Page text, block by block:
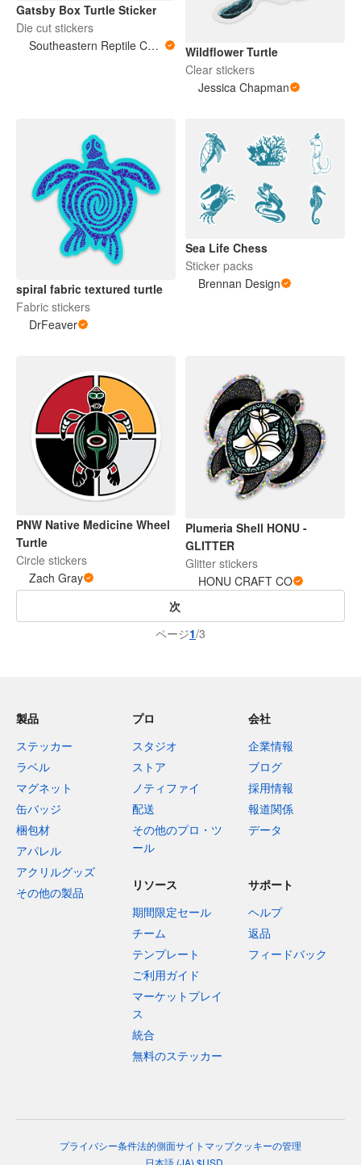
Gatsby Box Turtle Sticker
Die cut stickers
Southeastern Reptile Conservation (SERC)
Wildflower Turtle
Clear stickers
Jessica Chapman
spiral fabric textured turtle
Fabric stickers
DrFeaver
Sea Life Chess
Sticker packs
Brennan Design
PNW Native Medicine Wheel
Turtle
Circle stickers
Zach Gray
Plumeria Shell HONU -
GLITTER
Glitter stickers
HONU CRAFT CO
次
ページ1/3
製品
ステッカー
ラベル
マグネット
缶バッジ
梱包材
アパレル
アクリルグッズ
その他の製品
プロ
スタジオ
ストア
ノティファイ
配送
その他のプロ・ツ
ール
会社
企業情報
ブログ
採用情報
報道関係
データ
リソース
期間限定セール
チーム
テンプレート
ご利用ガイド
マーケットプレイ
ス
統合
無料のステッカー
サポート
ヘルプ
返品
フィードバック
プライバシー条件法的側面サイトマップクッキーの管理
日本語(JA) $USD